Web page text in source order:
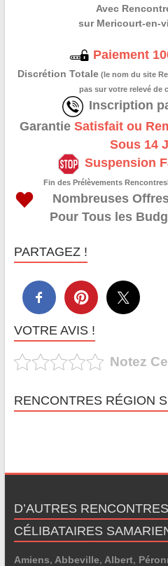
Avec
sur Mericourt-en-
Paiement
Discrétion Totale (le nom du site
pas sur votre relevé de
Inscription
GarantieSatisfait ou
Sous 14
Suspension
Fin des Prélèvements
Nombreuses
Pour Tous les
PARTAGEZ !
VOTRE AVIS !
Notez
RENCONTRES RÉGION
D’AUTRES
CÉLIBATAIRES
Amiens, Abbeville, Albert,